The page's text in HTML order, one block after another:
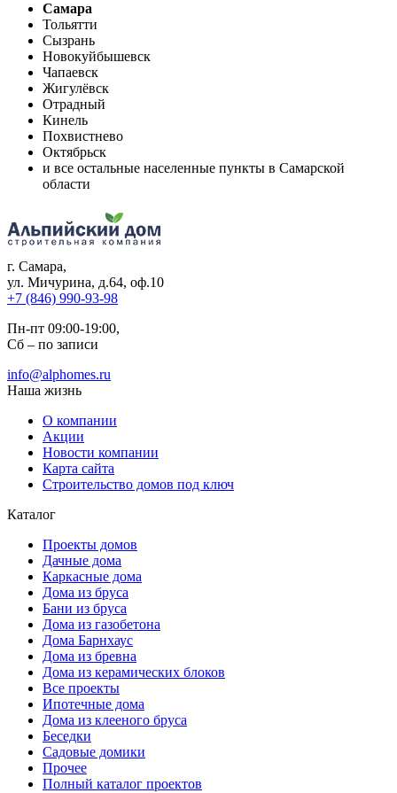
Самара
Тольятти
Сызрань
Новокуйбышевск
Чапаевск
Жигулёвск
Отрадный
Кинель
Похвистнево
Октябрьск
и все остальные населенные пункты в Самарской
области
г. Самара,
ул. Мичурина, д.64, оф.10
+7 (846) 990-93-98
Пн-пт 09:00-19:00,
Сб – по записи
info@alphomes.ru
Наша жизнь
О компании
Акции
Новости компании
Карта сайта
Строительство домов под ключ
Каталог
Проекты домов
Дачные дома
Каркасные дома
Дома из бруса
Бани из бруса
Дома из газобетона
Дома Барнхаус
Дома из бревна
Дома из керамических блоков
Все проекты
Ипотечные дома
Дома из клееного бруса
Беседки
Садовые домики
Прочее
Полный каталог проектов